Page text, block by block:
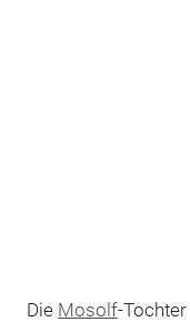
Die Mosolf-